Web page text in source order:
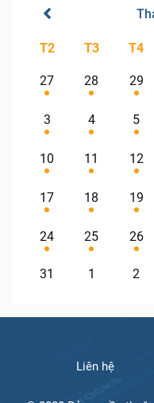
T2 T3 T4
27 28 29
3 4 5
10 11 12
17 18 19
24 25 26
31 1 2
Liên hệ